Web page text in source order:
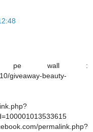
pe wall :
giveaway-beauty-
permalink.php?